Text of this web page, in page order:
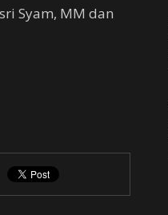
Syam, MM dan